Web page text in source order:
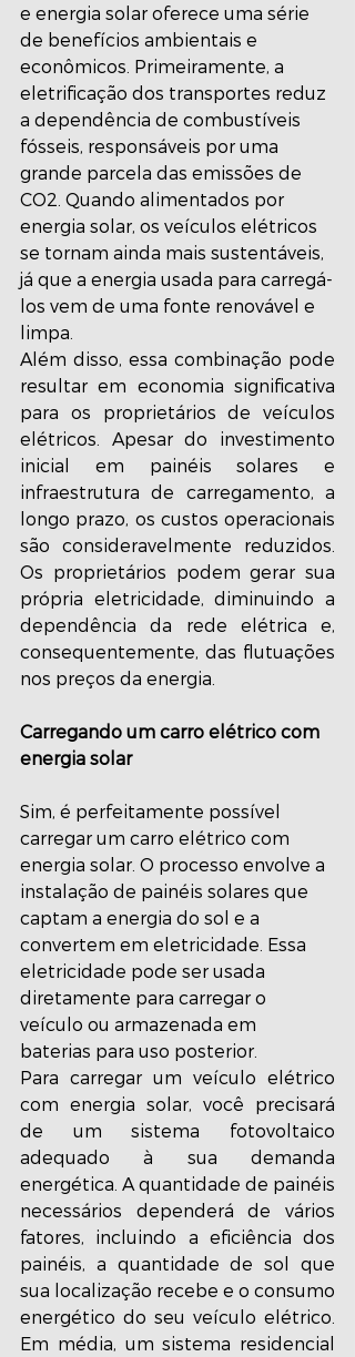
e energia solar oferece uma série
de benefícios ambientais e
econômicos. Primeiramente, a
eletrificação dos transportes reduz
a dependência de combustíveis
fósseis, responsáveis por uma
grande parcela das emissões de
CO2. Quando alimentados por
energia solar, os veículos elétricos
se tornam ainda mais sustentáveis,
já que a energia usada para carregá-
los vem de uma fonte renovável e
limpa.
Além disso, essa combinação pode
resultar em economia significativa
para os proprietários de veículos
elétricos. Apesar do investimento
inicial em painéis solares e
infraestrutura de carregamento, a
longo prazo, os custos operacionais
são consideravelmente reduzidos.
Os proprietários podem gerar sua
própria eletricidade, diminuindo a
dependência da rede elétrica e,
consequentemente, das flutuações
nos preços da energia.
Carregando um carro elétrico com
energia solar
Sim, é perfeitamente possível
carregar um carro elétrico com
energia solar. O processo envolve a
instalação de painéis solares que
captam a energia do sol e a
convertem em eletricidade. Essa
eletricidade pode ser usada
diretamente para carregar o
veículo ou armazenada em
baterias para uso posterior.
Para carregar um veículo elétrico
com energia solar, você precisará
de um sistema fotovoltaico
adequado à sua demanda
energética. A quantidade de painéis
necessários dependerá de vários
fatores, incluindo a eficiência dos
painéis, a quantidade de sol que
sua localização recebe e o consumo
energético do seu veículo elétrico.
Em média, um sistema residencial